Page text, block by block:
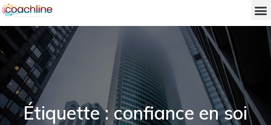
Étiquette : confiance en soi